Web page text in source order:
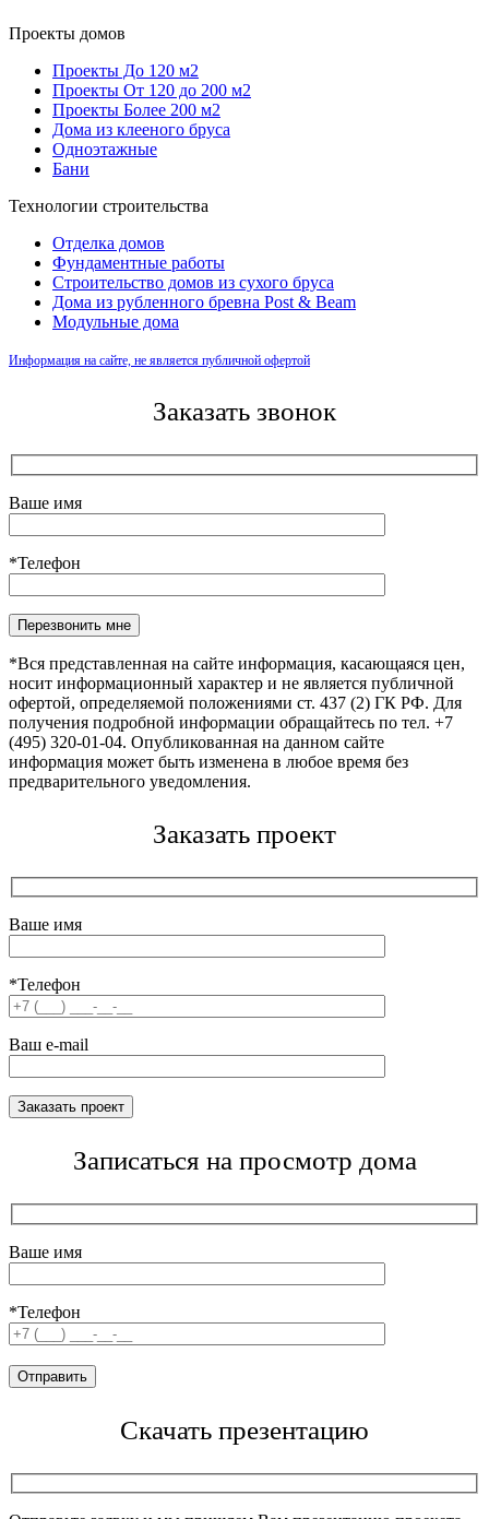
Проекты домов
Проекты До 120 м2
Проекты От 120 до 200 м2
Проекты Более 200 м2
Дома из клееного бруса
Одноэтажные
Бани
Технологии строительства
Отделка домов
Фундаментные работы
Строительство домов из сухого бруса
Дома из рубленного бревна Post & Beam
Модульные дома
Информация на сайте, не является публичной офертой
Заказать звонок
Ваше имя
*Телефон
Оставьте это поле пустым.
*Вся представленная на сайте информация, касающаяся цен,
носит информационный характер и не является публичной
офертой, определяемой положениями ст. 437 (2) ГК РФ. Для
получения подробной информации обращайтесь по тел. +7
(495) 320-01-04. Опубликованная на данном сайте
информация может быть изменена в любое время без
предварительного уведомления.
Заказать проект
Ваше имя
*Телефон
Ваш e-mail
Записаться на просмотр дома
Ваше имя
*Телефон
Скачать презентацию